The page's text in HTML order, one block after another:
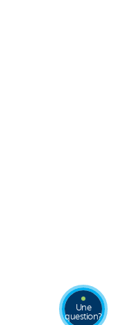
Une
question?